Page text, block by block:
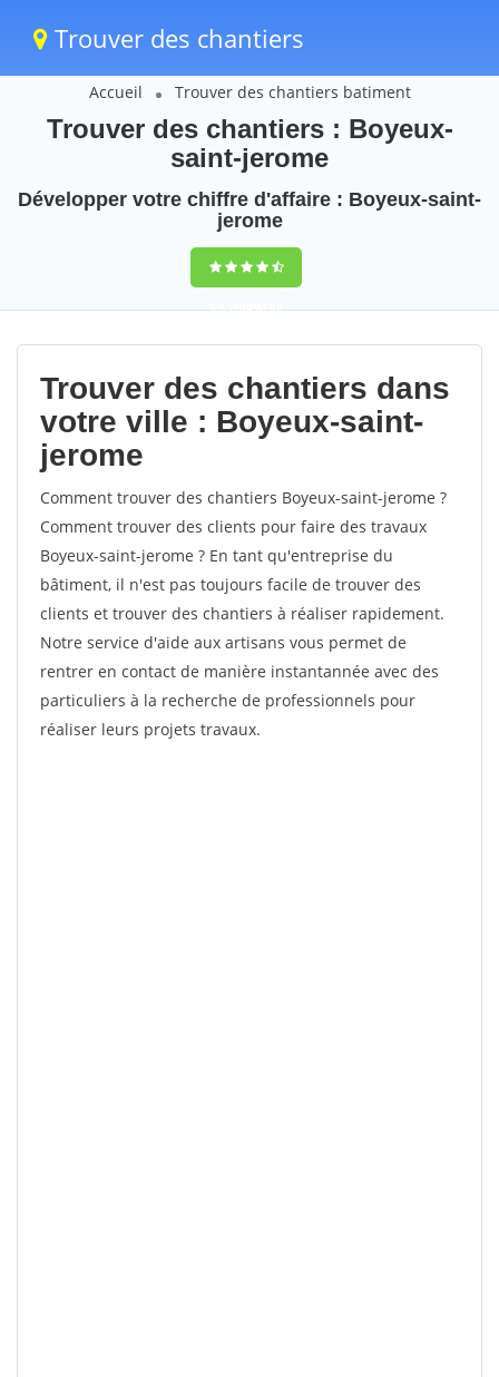
Trouver des chantiers
Accueil Trouver des chantiers batiment
Trouver des chantiers : Boyeux-
saint-jerome
Développer votre chiffre d'affaire : Boyeux-saint-
jerome
9,5(100%)52
votes
Trouver des chantiers dans
votre ville : Boyeux-saint-
jerome
Comment trouver des chantiers Boyeux-saint-jerome ?
Comment trouver des clients pour faire des travaux
Boyeux-saint-jerome ? En tant qu'entreprise du
bâtiment, il n'est pas toujours facile de trouver des
clients et trouver des chantiers à réaliser rapidement.
Notre service d'aide aux artisans vous permet de
rentrer en contact de manière instantannée avec des
particuliers à la recherche de professionnels pour
réaliser leurs projets travaux.